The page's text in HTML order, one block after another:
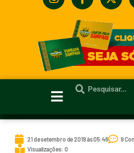
21 de setembro de 2019 às 05:46
9
Visualizações: 0